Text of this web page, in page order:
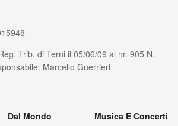
Trib. di Terni il 05/06/09 al nr. 905 N.
Marcello Guerrieri
Dal Mondo
Musica E Concerti